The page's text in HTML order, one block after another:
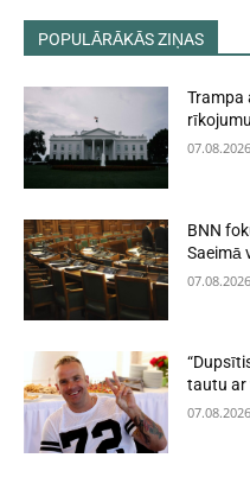
POPULĀRĀKĀS ZIŅAS
Trampa
BNN
Saeimā
tautu ar